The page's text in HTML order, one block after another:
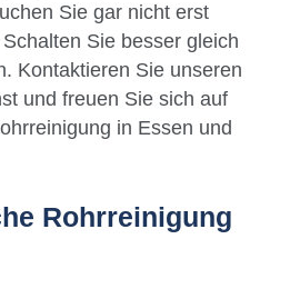
Sie gar nicht erst
Sie besser gleich
Kontaktieren Sie unseren
und freuen Sie sich auf
in Essen und
Rohrreinigung